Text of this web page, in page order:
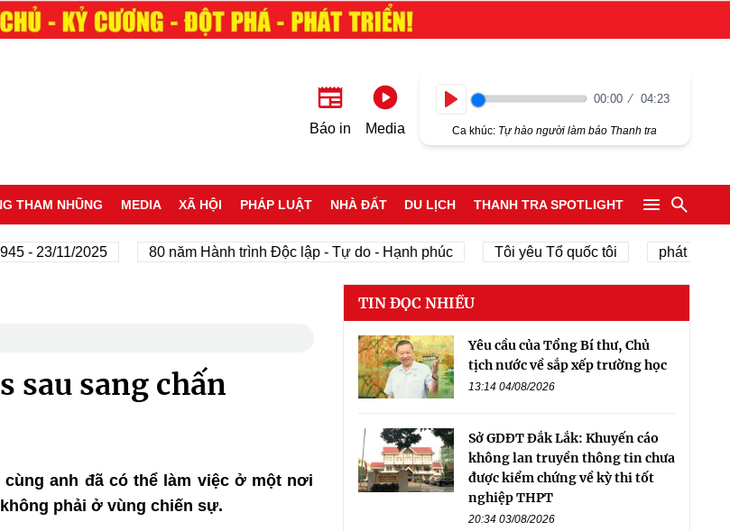
Báo in Media
00:00 04:23
Ca khúc: Tự hào người làm báo Thanh tra
THAM NHŨNG MEDIA XÃ HỘI PHÁP LUẬT NHÀ ĐẤT DU LỊCH THANH TRA SPOTLIGHT
11/2025 80 năm Hành trình Độc lập - Tự do - Hạnh phúc Tôi yêu Tổ quốc tôi phát triển kinh tế
sau sang chấn
anh đã có thể làm việc ở một nơi
phải ở vùng chiến sự.
TIN ĐỌC NHIỀU
Yêu cầu của Tổng Bí thư, Chủ
tịch nước về sắp xếp trường học
13:14 04/08/2026
Sở GDĐT Đắk Lắk: Khuyến cáo
không lan truyền thông tin chưa
được kiểm chứng về kỳ thi tốt
nghiệp THPT
20:34 03/08/2026